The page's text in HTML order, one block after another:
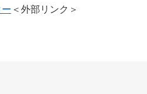
＜外部リンク＞